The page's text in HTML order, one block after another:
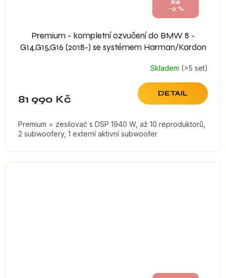
Kč
–9 %
Premium - kompletní ozvučení do BMW 8 -
G14,G15,G16 (2018-) se systémem Harman/Kardon
Skladem (>5 set)
81 990 Kč DETAIL
Premium = zesilovač s DSP 1940 W, až 10 reproduktorů,
2 subwoofery, 1 externí aktivní subwoofer